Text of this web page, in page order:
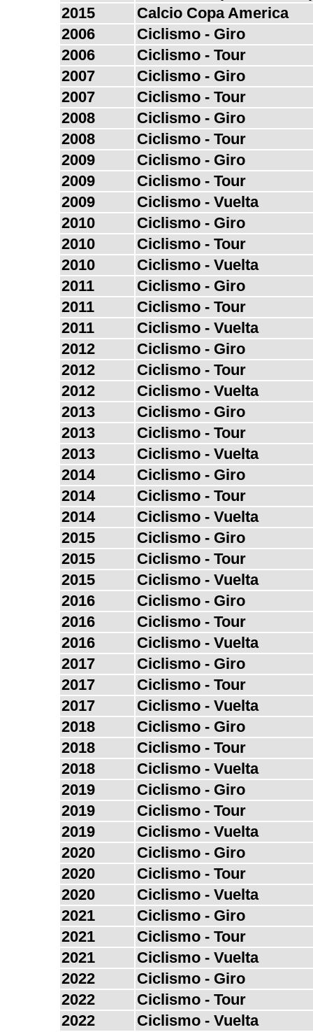
2015
Calcio Copa America
2006
Ciclismo - Giro
2006
Ciclismo - Tour
2007
Ciclismo - Giro
2007
Ciclismo - Tour
2008
Ciclismo - Giro
2008
Ciclismo - Tour
2009
Ciclismo - Giro
2009
Ciclismo - Tour
2009
Ciclismo - Vuelta
2010
Ciclismo - Giro
2010
Ciclismo - Tour
2010
Ciclismo - Vuelta
2011
Ciclismo - Giro
2011
Ciclismo - Tour
2011
Ciclismo - Vuelta
2012
Ciclismo - Giro
2012
Ciclismo - Tour
2012
Ciclismo - Vuelta
2013
Ciclismo - Giro
2013
Ciclismo - Tour
2013
Ciclismo - Vuelta
2014
Ciclismo - Giro
2014
Ciclismo - Tour
2014
Ciclismo - Vuelta
2015
Ciclismo - Giro
2015
Ciclismo - Tour
2015
Ciclismo - Vuelta
2016
Ciclismo - Giro
2016
Ciclismo - Tour
2016
Ciclismo - Vuelta
2017
Ciclismo - Giro
2017
Ciclismo - Tour
2017
Ciclismo - Vuelta
2018
Ciclismo - Giro
2018
Ciclismo - Tour
2018
Ciclismo - Vuelta
2019
Ciclismo - Giro
2019
Ciclismo - Tour
2019
Ciclismo - Vuelta
2020
Ciclismo - Giro
2020
Ciclismo - Tour
2020
Ciclismo - Vuelta
2021
Ciclismo - Giro
2021
Ciclismo - Tour
2021
Ciclismo - Vuelta
2022
Ciclismo - Giro
2022
Ciclismo - Tour
2022
Ciclismo - Vuelta